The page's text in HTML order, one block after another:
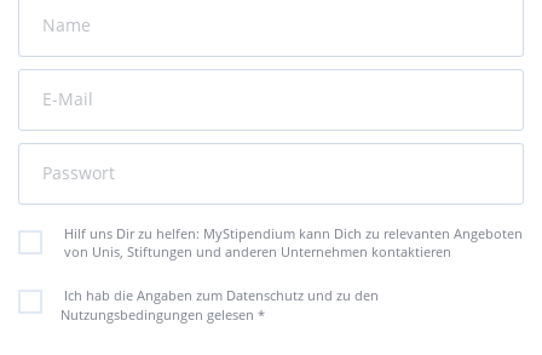
Name
E-Mail
Passwort
Hilf uns Dir zu helfen: MyStipendium kann Dich zu relevanten Angeboten
von Unis, Stiftungen und anderen Unternehmen kontaktieren
Ich hab die Angaben zum Datenschutz und zu den
Nutzungsbedingungen gelesen *